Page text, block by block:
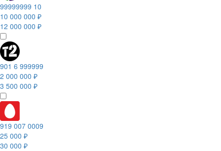
99999999 10
10 000 000 ₽
12 000 000 ₽
901 6 999999
2 000 000 ₽
3 500 000 ₽
919 007 0009
25 000 ₽
30 000 ₽